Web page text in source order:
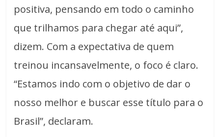
positiva, pensando em todo o caminho
que trilhamos para chegar até aqui”,
dizem. Com a expectativa de quem
treinou incansavelmente, o foco é claro.
“Estamos indo com o objetivo de dar o
nosso melhor e buscar esse título para o
Brasil”, declaram.